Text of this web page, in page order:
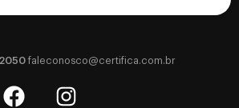
faleconosco@certifica.com.br